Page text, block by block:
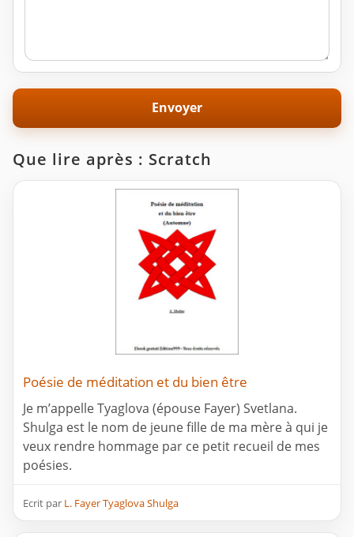
Que lire après : Scratch
Poésie de méditation et du bien être
Je m’appelle Tyaglova (épouse Fayer) Svetlana.
Shulga est le nom de jeune fille de ma mère à qui je
veux rendre hommage par ce petit recueil de mes
poésies.
Ecrit par L. Fayer Tyaglova Shulga